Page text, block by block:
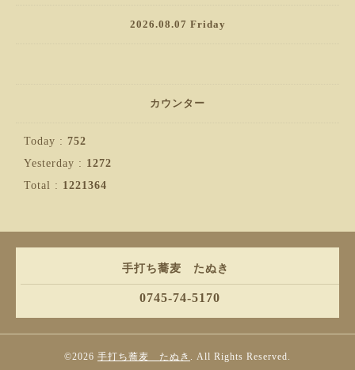
2026.08.07 Friday
カウンター
Today : 752
Yesterday : 1272
Total : 1221364
手打ち蕎麦 たぬき
0745-74-5170
©2026 手打ち蕎麦 たぬき . All Rights Reserved.